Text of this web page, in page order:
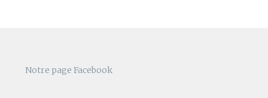
Notre page Facebook